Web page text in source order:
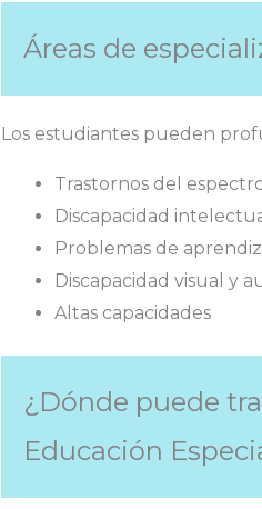
Áreas de
Los estudiantes pueden
Trastornos del
Discapacidad
Problemas de
Discapacidad visual y
Altas capacidades
¿Dónde puede
Educación